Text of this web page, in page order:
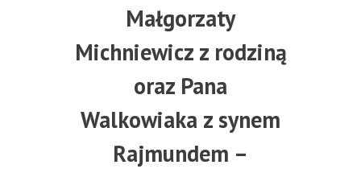
Małgorzaty
Michniewicz z rodziną
oraz Pana
Walkowiaka z synem
Rajmundem –